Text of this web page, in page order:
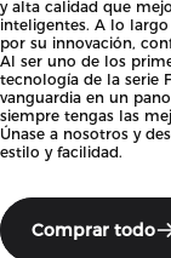
y alta calidad que
inteligentes. A lo
por su innovación,
Al ser uno de los
tecnología de la serie
vanguardia en un
siempre tengas las
Únase a nosotros y
estilo y facilidad.
Comprar todo